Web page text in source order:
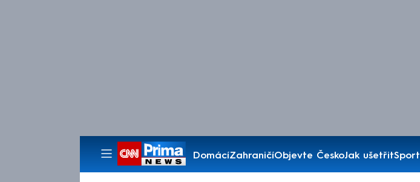
DomácíZahraničíObjevte ČeskoJak ušetřitSport
Pořady